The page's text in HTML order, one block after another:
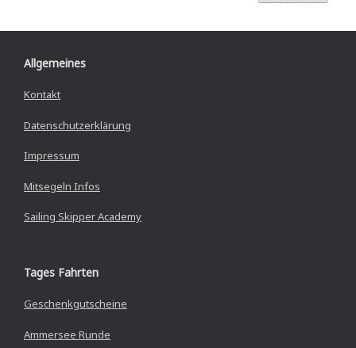
Allgemeines
Kontakt
Datenschutzerklärung
Impressum
Mitsegeln Infos
Sailing Skipper Academy
Tages Fahrten
Geschenkgutscheine
Ammersee Runde